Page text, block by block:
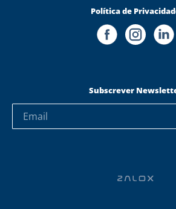
Política de
Subscrever